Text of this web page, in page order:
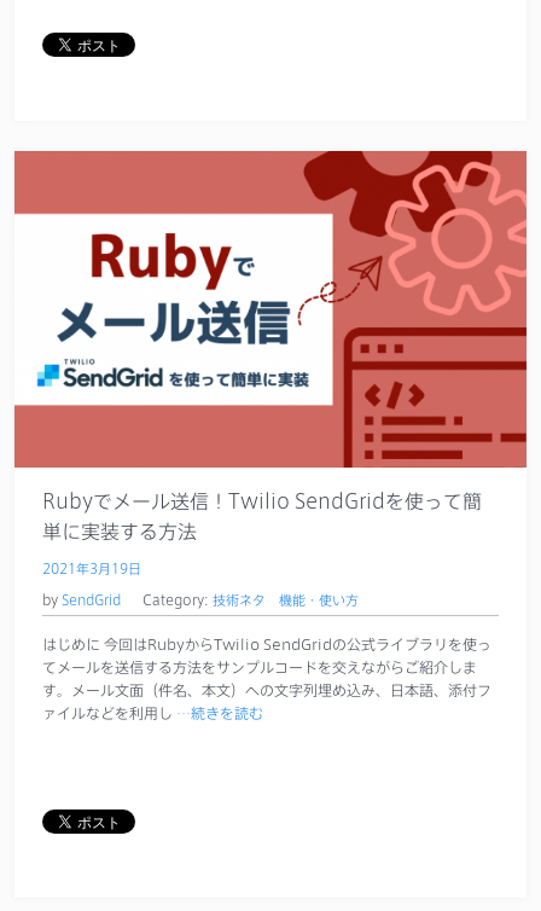
Rubyでメール送信！Twilio SendGridを使って簡
単に実装する方法
2021年3月19日
by SendGrid Category: 技術ネタ 機能・使い方
はじめに 今回はRubyからTwilio SendGridの公式ライブラリを使っ
てメールを送信する方法をサンプルコードを交えながらご紹介しま
す。メール文面（件名、本文）への文字列埋め込み、日本語、添付フ
ァイルなどを利用し …続きを読む